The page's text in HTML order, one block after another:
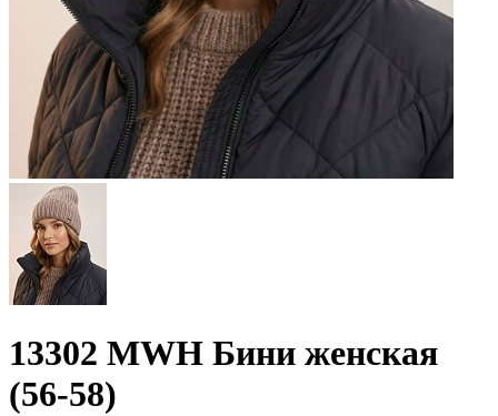
13302 MWH Бини женская
(56-58)